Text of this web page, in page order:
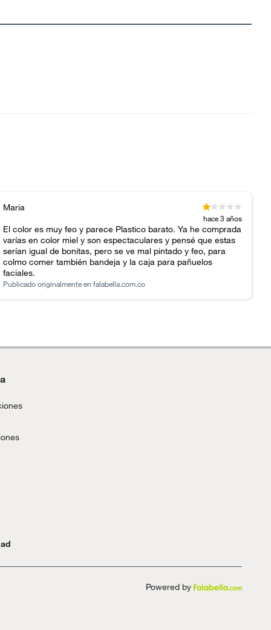
Maria
hace 3 años
El color es muy feo y parece Plastico barato. Ya he comprada
varías en color miel y son espectaculares y pensé que estas
serían igual de bonitas, pero se ve mal pintado y feo, para
colmo comer también bandeja y la caja para pañuelos
faciales.
Publicado originalmente enfalabella.com.co
Powered by